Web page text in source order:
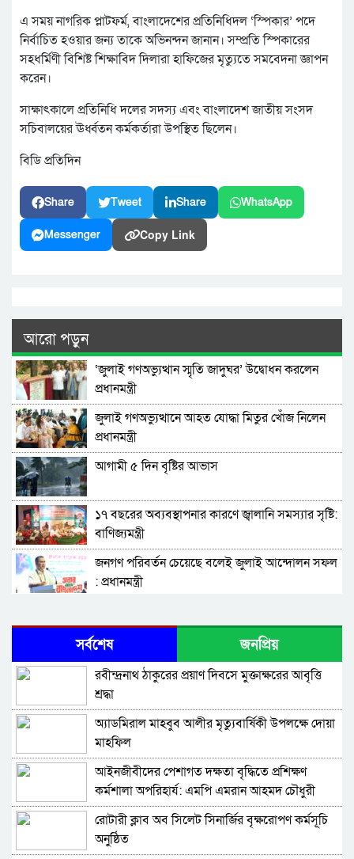
এ সময় নাগরিক প্লাটফর্ম, বাংলাদেশের প্রতিনিধিদল ‘স্পিকার’ পদে
নির্বাচিত হওয়ার জন্য তাকে অভিনন্দন জানান। সম্প্রতি স্পিকারের
সহধর্মিণী বিশিষ্ট শিক্ষাবিদ দিলারা হাফিজের মৃত্যুতে সমবেদনা জ্ঞাপন
করেন।
সাক্ষাৎকালে প্রতিনিধি দলের সদস্য এবং বাংলাদেশ জাতীয় সংসদ
সচিবালয়ের ঊর্ধ্বতন কর্মকর্তারা উপস্থিত ছিলেন।
বিডি প্রতিদিন
Share Tweet Share WhatsApp
Messenger Copy Link
আরো পড়ুন
‘জুলাই গণঅভ্যুত্থান স্মৃতি জাদুঘর’ উদ্বোধন করলেন
প্রধানমন্ত্রী
জুলাই গণঅভ্যুত্থানে আহত যোদ্ধা মিতুর খোঁজ নিলেন
প্রধানমন্ত্রী
আগামী ৫ দিন বৃষ্টির আভাস
১৭ বছরের অব্যবস্থাপনার কারণে জ্বালানি সমস্যার সৃষ্টি:
বাণিজ্যমন্ত্রী
জনগণ পরিবর্তন চেয়েছে বলেই জুলাই আন্দোলন সফল
: প্রধানমন্ত্রী
জুলাই স্মৃতি জাদুঘর সকল গণতান্ত্রিক আন্দোলনের
প্রতিচ্ছবি : প্রধানমন্ত্রী
দেশে কেউ কেউ অহেতুক ইস্যুতে অস্থিতিশীল পরিস্থিতি
সৃষ্টির চেষ্টা করছে : প্রধানমন্ত্রী
হাদিস বর্ণনায় সতর্কতা আবশ্যক
সম্পত্তি দানের পরও আজীবন ভোগদখলের সুযোগ,
মন্ত্রিসভায় খসড়া পাশ
নিরাপদ পানি ব্যবস্থাপনা নিশ্চিতে সহযোগিতার আশ্বাস
সর্বশেষ জনপ্রিয়
রবীন্দ্রনাথ ঠাকুরের প্রয়াণ দিবসে মুক্তাক্ষরের আবৃত্তি
শ্রদ্ধা
অ্যাডমিরাল মাহবুব আলীর মৃত্যুবার্ষিকী উপলক্ষে দোয়া
মাহফিল
‎আইনজীবীদের পেশাগত দক্ষতা বৃদ্ধিতে প্রশিক্ষণ
কর্মশালা অপরিহার্য: এমপি এমরান আহমদ চৌধুরী
রোটারী ক্লাব অব সিলেট সিনার্জির বৃক্ষরোপণ কর্মসূচি
অনুষ্ঠিত